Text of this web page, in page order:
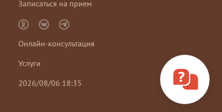
Записаться на прием
Онлайн-консультация
Услуги
2026/08/06 18:35